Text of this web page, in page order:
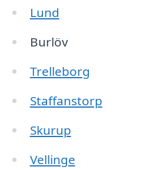
Lund
Burlöv
Trelleborg
Staffanstorp
Skurup
Vellinge